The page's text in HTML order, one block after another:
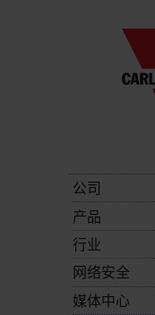
公司
产品
行业
网络安全
媒体中心